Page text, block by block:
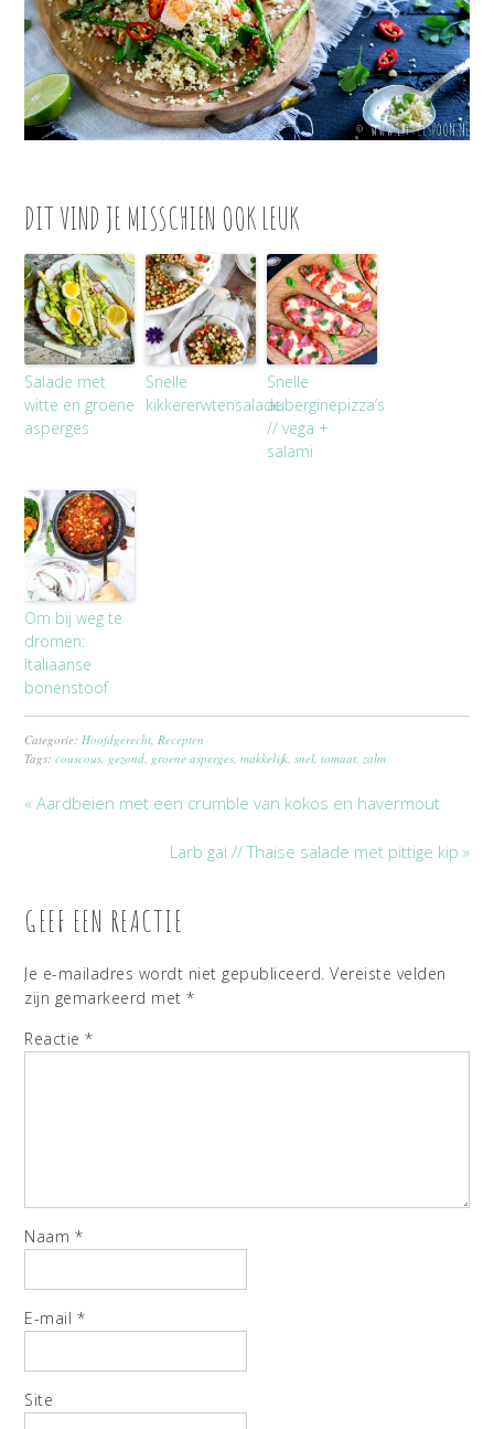
DIT VIND JE MISSCHIEN OOK LEUK
Salade met
witte en groene
asperges
Snelle
kikkererwtensalade
Snelle
auberginepizza’s
// vega +
salami
Om bij weg te
dromen:
Italiaanse
bonenstoof
Categorie:Hoofdgerecht,Recepten
Tags:couscous, gezond, groene asperges,makkelijk,snel,tomaat,zalm
« Aardbeien met een crumble van kokos en havermout
Larb gai // Thaise salade met pittige kip »
GEEF EEN REACTIE
Je e-mailadres wordt niet gepubliceerd. Vereiste velden
zijn gemarkeerd met*
Reactie*
Naam *
E-mail *
Site